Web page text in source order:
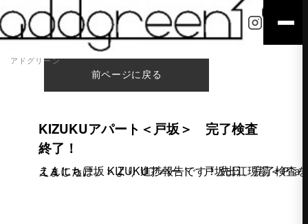
アドグリーン
前ページに戻る
KIZUKUアパート＜戸坂＞ 完了検査
終了！
こんにちは。 KIZUKUアパート 戸坂出江現場＜Ｐａｕｌｉｓｔａ戸坂＞より 進捗報告です！ 先日、完了検査を終えました。